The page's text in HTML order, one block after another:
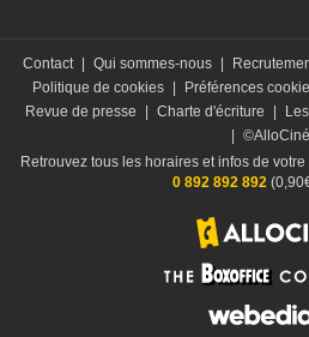
Contact Qui sommes-nous
Politique de cookies
Préférences
Revue de presse
Charte d'écriture
©AlloCiné
Retrouvez tous les horaires et infos de
0 892 892 892